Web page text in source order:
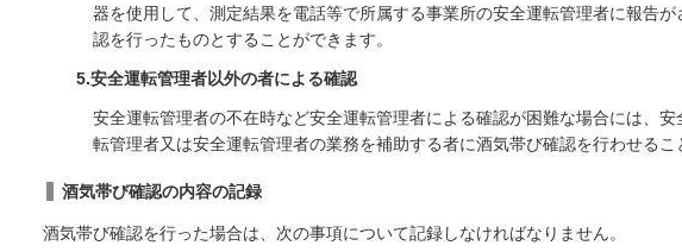
器を使用して、測定結果を電話等で所属する事業所の安全運転管理者に報告
認を行ったものとすることができます。
5.安全運転管理者以外の者による確認
安全運転管理者の不在時など安全運転管理者による確認が困難な場合には、
転管理者又は安全運転管理者の業務を補助する者に酒気帯び確認を行わせるこ
酒気帯び確認の内容の記録
酒気帯び確認を行った場合は、次の事項について記録しなければなりません。